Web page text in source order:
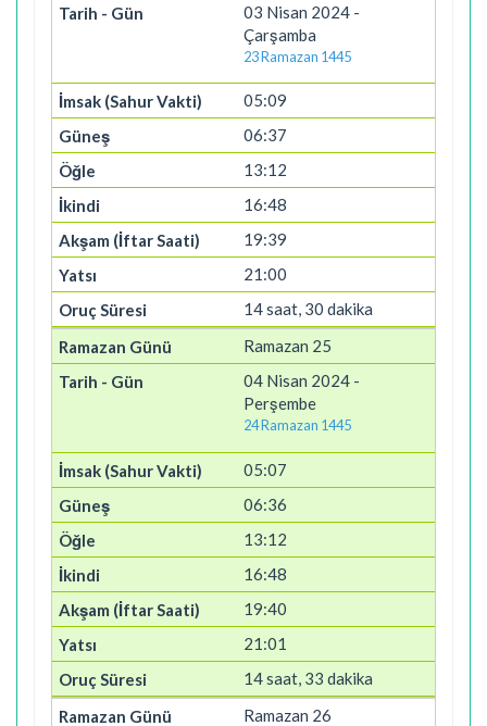
03 Nisan 2024 -
Çarşamba
23 Ramazan 1445
05:09
06:37
13:12
16:48
19:39
21:00
14 saat, 30 dakika
Ramazan 25
04 Nisan 2024 -
Perşembe
24 Ramazan 1445
05:07
06:36
13:12
16:48
19:40
21:01
14 saat, 33 dakika
Ramazan 26